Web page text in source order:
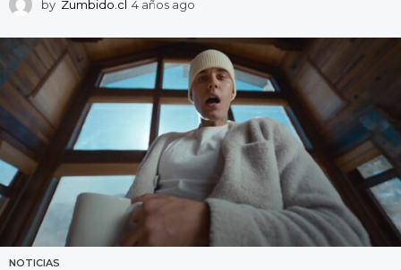
by Zumbido.cl 4 años ago
ñ
o
s
a
g
o
NOTICIAS